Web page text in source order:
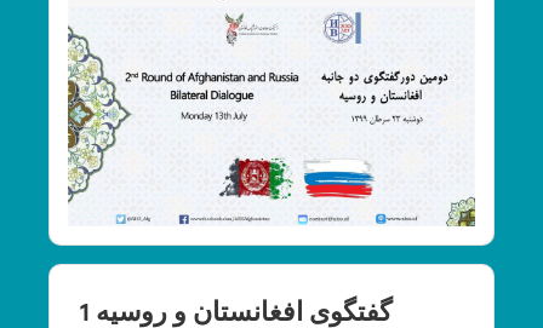
گفتگوی افغانستان و روسیه 1